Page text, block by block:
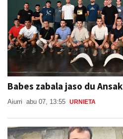
Babes zabala jaso du Ansak
Aiurri abu 07, 13:55 URNIETA